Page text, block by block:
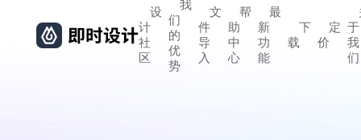
设
计
社
区
我
们
的
优
势
文
件
导
入
帮
助
中
心
最
新
功
能
下
载
定
价
于
我
们